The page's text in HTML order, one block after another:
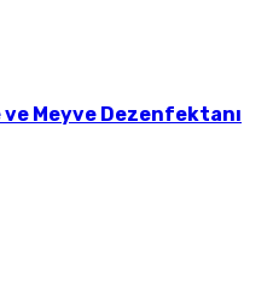
Meyve Dezenfektanı